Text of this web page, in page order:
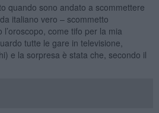
quando sono andato a scommettere
italiano vero – scommetto
come tifo per la mia
tutte le gare in televisione,
e la sorpresa è stata che, secondo il